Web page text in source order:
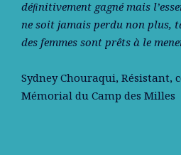
déﬁnitivement gagné mais
ne soit jamais perdu non plus,
des femmes sont prêts à le
Sydney Chouraqui, Résistant,
Mémorial du Camp des Milles